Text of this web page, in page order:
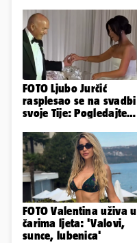
FOTO Ljubo Jurčić
rasplesao se na svadbi
svoje Tije: Pogledajte
vjenčanje...
FOTO Valentina uživa u
čarima ljeta: 'Valovi,
sunce, lubenica'